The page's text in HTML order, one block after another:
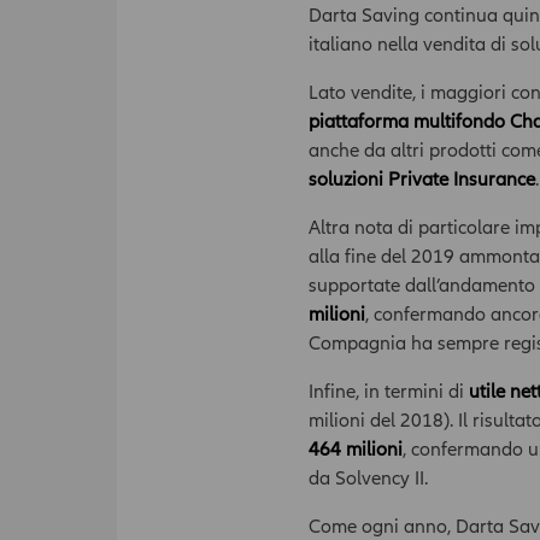
Darta Saving continua
italiano nella vendita di
Lato vendite, i maggiori
piattaforma multifondo
anche da altri prodotti
soluzioni Private Insurance.
Altra nota di particolare
alla fine del 2019 ammonta
supportate dall’andamento
milioni, confermando
Compagnia ha sempre
Infine, in termini di utile
milioni del 2018). Il
464 milioni, confermando
da Solvency II.
Come ogni anno, Darta